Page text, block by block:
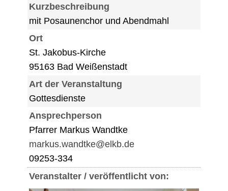
Kurzbeschreibung
mit Posaunenchor und Abendmahl
Ort
St. Jakobus-Kirche
95163 Bad Weißenstadt
Art der Veranstaltung
Gottesdienste
Ansprechperson
Pfarrer Markus Wandtke
markus.wandtke@elkb.de
09253-334
Veranstalter / veröffentlicht von: